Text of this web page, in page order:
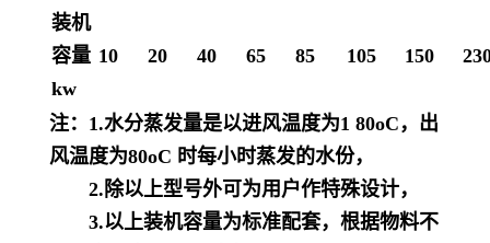
装机
容量
kw
10 20 40 65 85 105 150
注：1.水分蒸发量是以进风温度为1 80oC，出
风温度为80oC 时每小时蒸发的水份，
2.除以上型号外可为用户作特殊设计，
3.以上装机容量为标准配套，根据物料不